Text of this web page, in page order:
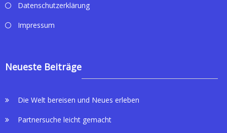
Datenschutzerklärung
Impressum
Neueste Beiträge
Die Welt bereisen und Neues erleben
Partnersuche leicht gemacht